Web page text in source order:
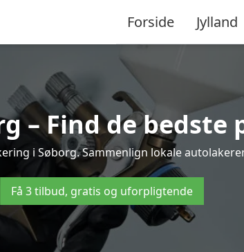
Forside Jylland
– Find de bedste
i Søborg. Sammenlign lokale
Få 3 tilbud, gratis og uforpligtende